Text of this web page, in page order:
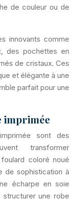
de couleur ou de
innovants comme
des pochettes en
de cristaux. Ces
et élégante à une
parfait pour une
imprimée
sont des
transformer
coloré noué
de sophistication à
écharpe en soie
une robe